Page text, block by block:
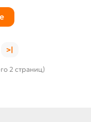
>|
2 страниц)